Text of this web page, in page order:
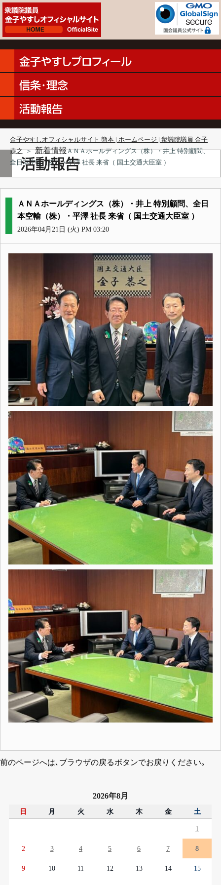
金子やすしオフィシャルサイト 熊本 | ホームページ | 衆議院議員 金子
恭之 ＞ 新着情報ＡＮＡホールディングス（株）・井上 特別顧問、
全日本空輸（株）・平澤 社長 来省（ 国土交通大臣室 ）
ＡＮＡホールディングス（株）・井上 特別顧問、全日
本空輸（株）・平澤 社長 来省（ 国土交通大臣室 ）
2026年04月21日 (火) PM 03:20
前のページへは､ブラウザの戻るボタンでお戻りください｡
2026年8月
日 月 火 水 木 金 土
1
2 3 4 5 6 7 8
9 10 11 12 13 14 15